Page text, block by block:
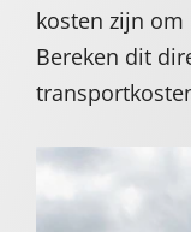
kosten zijn
Bereken dit